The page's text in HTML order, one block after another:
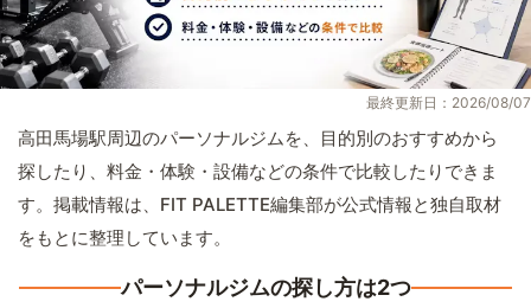
最終更新日：2026/08/07
高田馬場駅周辺のパーソナルジムを、目的別のおすすめから
探したり、料金・体験・設備などの条件で比較したりできま
す。掲載情報は、FIT PALETTE編集部が公式情報と独自取材
をもとに整理しています。
パーソナルジムの探し方は2つ